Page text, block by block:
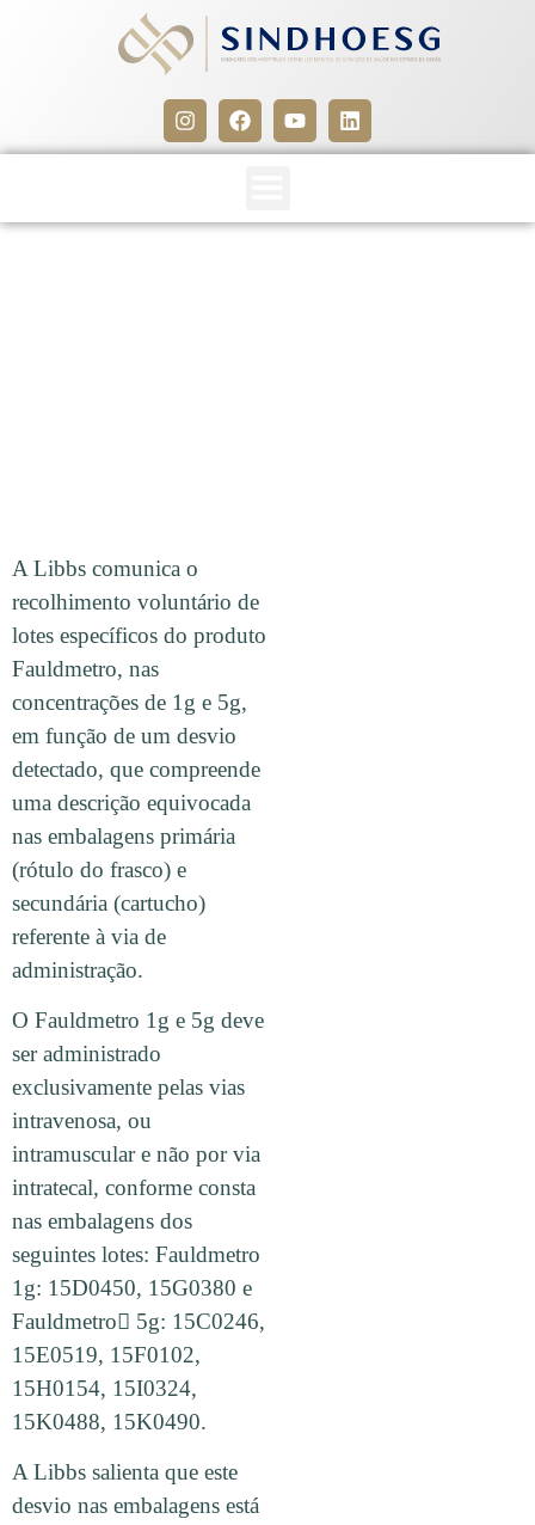
A Libbs comunica o
recolhimento voluntário de
lotes específicos do produto
Fauldmetro, nas
concentrações de 1g e 5g,
em função de um desvio
detectado, que compreende
uma descrição equivocada
nas embalagens primária
(rótulo do frasco) e
secundária (cartucho)
referente à via de
administração.
O Fauldmetro 1g e 5g deve
ser administrado
exclusivamente pelas vias
intravenosa, ou
intramuscular e não por via
intratecal, conforme consta
nas embalagens dos
seguintes lotes: Fauldmetro
1g: 15D0450, 15G0380 e
Fauldmetro 5g: 15C0246,
15E0519, 15F0102,
15H0154, 15I0324,
15K0488, 15K0490.
A Libbs salienta que este
desvio nas embalagens está